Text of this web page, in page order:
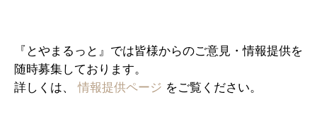
『とやまるっと』では皆様からのご意見・情報提供を
随時募集しております。
詳しくは、情報提供ページ をご覧ください。